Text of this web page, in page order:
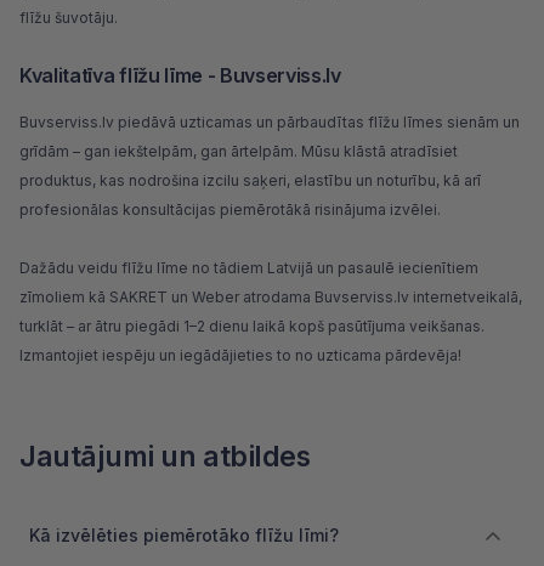
flīžu šuvotāju.
Kvalitatīva flīžu līme - Buvserviss.lv
Buvserviss.lv piedāvā uzticamas un pārbaudītas flīžu līmes sienām un
grīdām – gan iekštelpām, gan ārtelpām. Mūsu klāstā atradīsiet
produktus, kas nodrošina izcilu saķeri, elastību un noturību, kā arī
profesionālas konsultācijas piemērotākā risinājuma izvēlei.
Dažādu veidu flīžu līme no tādiem Latvijā un pasaulē iecienītiem
zīmoliem kā SAKRET un Weber atrodama Buvserviss.lv internetveikalā,
turklāt – ar ātru piegādi 1–2 dienu laikā kopš pasūtījuma veikšanas.
Izmantojiet iespēju un iegādājieties to no uzticama pārdevēja!
Jautājumi un atbildes
Kā izvēlēties piemērotāko flīžu līmi?